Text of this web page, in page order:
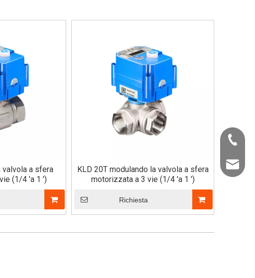
valvola a sfera
(1/4 'a 1 ')
KLD 20T modulando la valvola a sfera
motorizzata a 3 vie (1/4 'a 1 ')
Richiesta
+86-22-